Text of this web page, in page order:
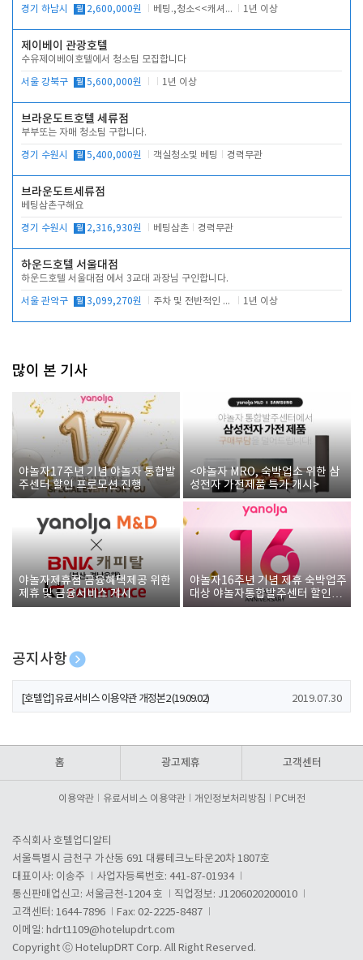
경기 하남시 월 2,600,000원 베팅.,청소<<캐셔 모셔봅니다. 1년 이상
제이베이 관광호텔
수유제이베이호텔에서 청소팀 모집합니다
서울 강북구 월 5,600,000원 1년 이상
브라운도트호텔 세류점
부부또는 자매 청소팀 구합니다.
경기 수원시 월 5,400,000원 객실청소및 베팅 경력무관
브라운도트세류점
베팅삼촌구해요
경기 수원시 월 2,316,930원 베팅삼촌 경력무관
하운드호텔 서울대점
하운드호텔 서울대점 에서 3교대 과장님 구인합니다.
서울 관악구 월 3,099,270원 주차 및 전반적인 당번업무 1년 이상
많이 본 기사
야놀자17주년 기념 야놀자 통합발
주센터 할인 프로모션 진행
<야놀자 MRO, 숙박업소 위한 삼
성전자 가전제품 특가 개시>
야놀자제휴점 금융혜택제공 위한
제휴 및 금융서비스 게시
야놀자16주년 기념 제휴 숙박업주
대상 야놀자통합발주센터 할인쿠
폰 증정
공지사항
[호텔업] 개인정보 처리방침 개정본1 (19.09.02)
[호텔업] 유료서비스 이용약관 개정본2 (19.09.02) 2019.07.30
홈 광고제휴 고객센터
이용약관 유료서비스 이용약관 개인정보처리방침 PC버전
주식회사 호텔업디알티
서울특별시 금천구 가산동 691 대륭테크노타운20차 1807호
대표이사: 이송주
사업자등록번호: 441-87-01934
통신판매업신고: 서울금천-1204 호
직업정보: J1206020200010
고객센터: 1644-7896
Fax: 02-2225-8487
이메일: hdrt1109@hotelupdrt.com
Copyright ⓒ HotelupDRT Corp. All Right Reserved.